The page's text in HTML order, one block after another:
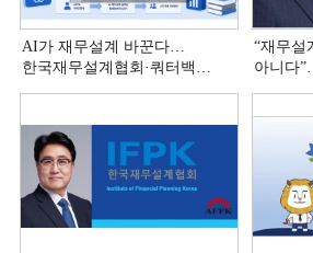
AI가 재무설계 바꾼다…
한국재무설계협회·쿼터백
“재무설
아니다